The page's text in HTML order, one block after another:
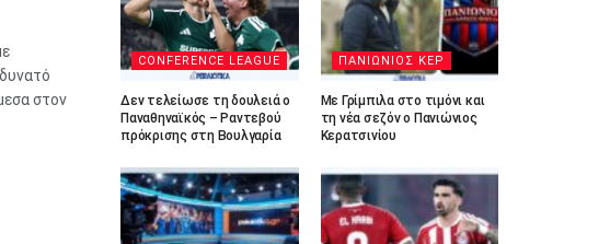
στον
CONFERENCE LEAGUE
Δεν τελείωσε τη δουλειά ο
Παναθηναϊκός – Ραντεβού
πρόκρισης στη Βουλγαρία
ΠΑΝΙΩΝΙΟΣ ΚΕΡ
Με Γρίμπιλα στο τιμόνι και
τη νέα σεζόν ο Πανιώνιος
Κερατσινίου